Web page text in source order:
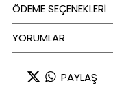
ÖDEME SEÇENEKLERI
YORUMLAR
PAYLAŞ